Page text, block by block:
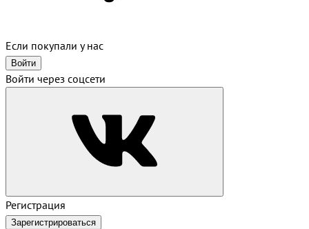
Если покупали у нас
Войти
Войти через соцсети
Регистрация
Зарегистрироваться